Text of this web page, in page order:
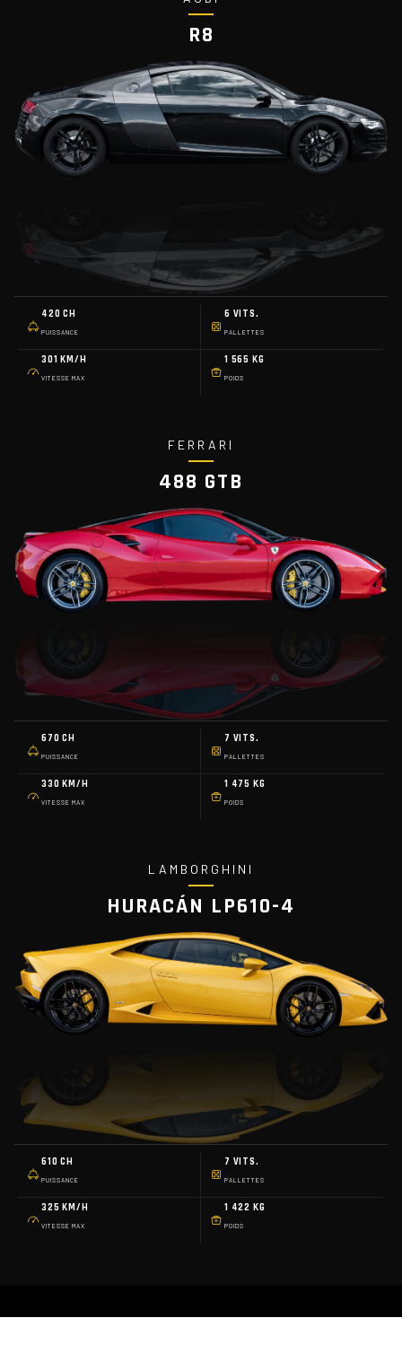
R8
420 CH
PUISSANCE
6 VITS.
PALLETTES
301 KM/H
VITESSE MAX
1 565 KG
POIDS
FERRARI
488 GTB
670 CH
PUISSANCE
7 VITS.
PALLETTES
330 KM/H
VITESSE MAX
1 475 KG
POIDS
LAMBORGHINI
HURACÁN LP610-4
610 CH
PUISSANCE
7 VITS.
PALLETTES
325 KM/H
VITESSE MAX
1 422 KG
POIDS